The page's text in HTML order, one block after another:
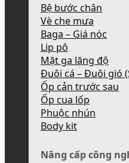
Bệ bước chân
Vè che mưa
Baga – Giá nóc
Lip pô
Mặt ga lăng độ
Đuôi cá – Đuôi gió
Ốp cản trước sau
Ốp cua lốp
Phuộc nhún
Body kit
Nâng cấp công